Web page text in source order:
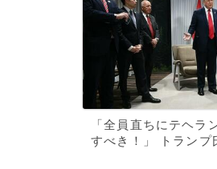
「全員直ちにテヘラ
すべき！」 トランプ